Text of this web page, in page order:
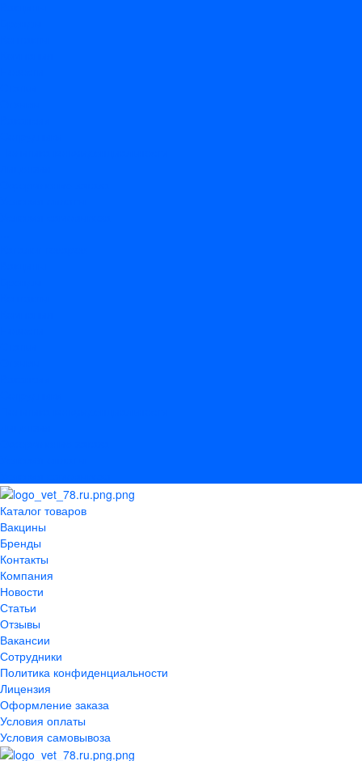
Каталог товаров
Вакцины
Бренды
Контакты
Компания
Новости
Статьи
Отзывы
Вакансии
Сотрудники
Политика конфиденциальности
Лицензия
Оформление заказа
Условия оплаты
Условия самовывоза